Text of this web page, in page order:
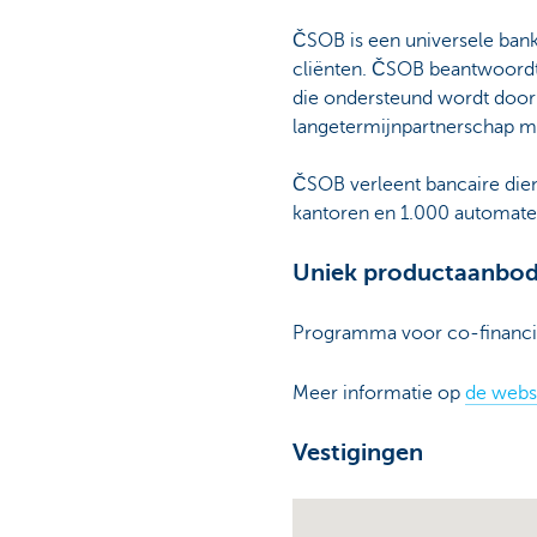
ČSOB is een universele
cliënten. ČSOB
die ondersteund wordt
langetermijnpartnerschap
ČSOB verleent bancaire
kantoren en 1.000
Uniek productaanbod
Programma voor co-
Meer informatie op de
Vestigingen